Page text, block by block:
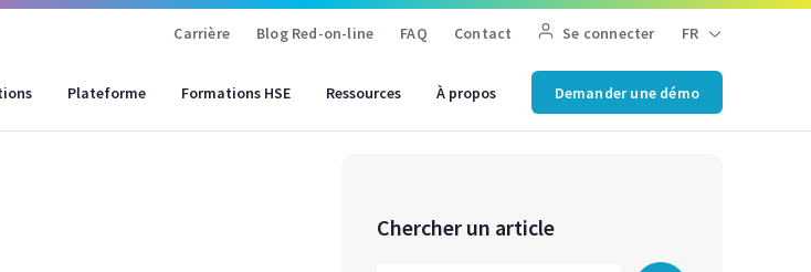
Carrière Blog Red-on-line FAQ Contact Se connecter FR
Plateforme Formations HSE Ressources À propos Demander une démo
Chercher un article